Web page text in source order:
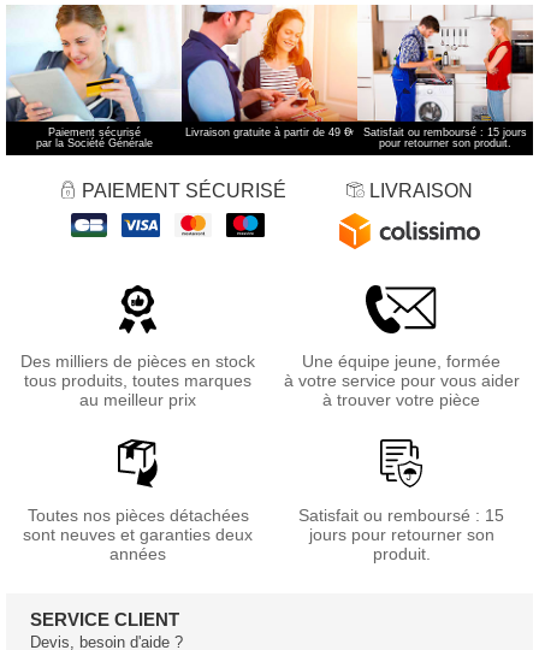
Paiement sécurisé
par la Société Générale
Livraison gratuite à partir de 49 €*
Satisfait ou remboursé : 15 jours
pour retourner son produit.
PAIEMENT SÉCURISÉ LIVRAISON
Des milliers de pièces en stock
tous produits, toutes marques
au meilleur prix
Une équipe jeune, formée
à votre service pour vous aider
à trouver votre pièce
Toutes nos pièces détachées
sont neuves et garanties deux
années
Satisfait ou remboursé : 15
jours pour retourner son
produit.
SERVICE CLIENT
Devis, besoin d'aide ?